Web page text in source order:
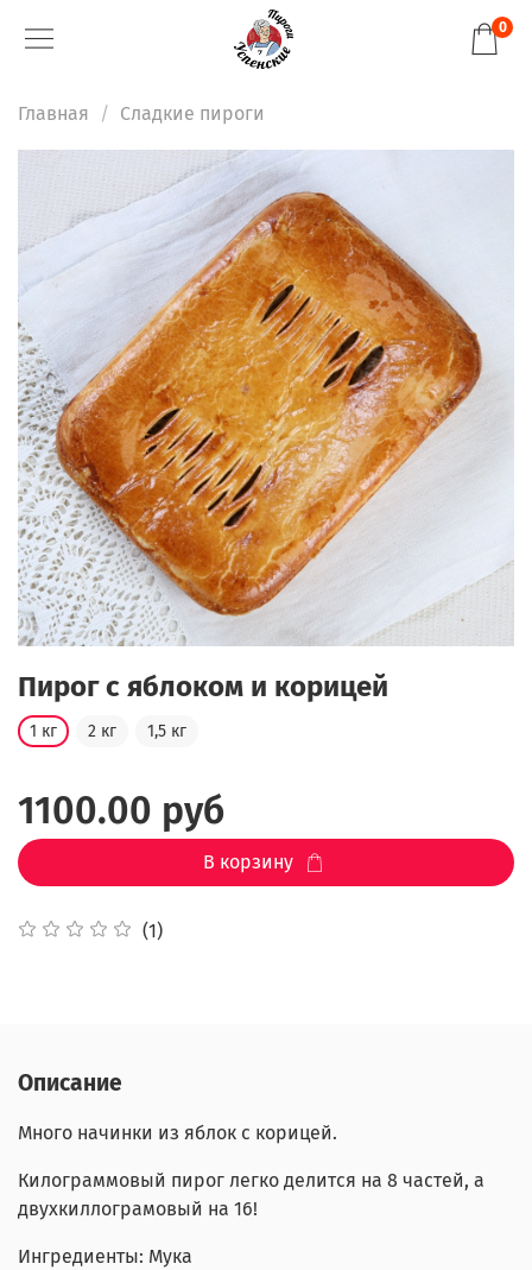
0
Главная Сладкие пироги
Пирог с яблоком и корицей
(1)
1 кг 2 кг 1,5 кг
1100.00 руб
В корзину
Описание
Много начинки из яблок с корицей.
Килограммовый пирог легко делится на 8 частей, а
двухкиллограмовый на 16!
Ингредиенты: Мука